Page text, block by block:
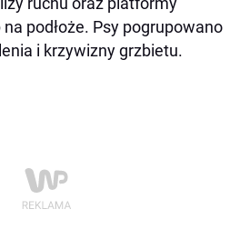
podłoże. Psy pogrupowano
i krzywizny grzbietu.